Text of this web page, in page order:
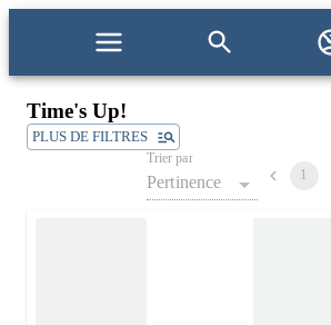
Time's Up!
PLUS DE FILTRES
Trier par
Pertinence 1